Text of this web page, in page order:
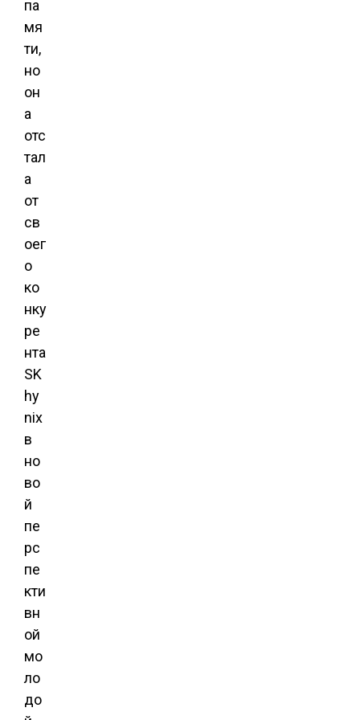
па
мя
ти,
но
он
а
отс
тал
а
от
св
оег
о
ко
нку
ре
нта
SK
hy
nix
в
но
во
й
пе
рс
пе
кти
вн
ой
мо
ло
до